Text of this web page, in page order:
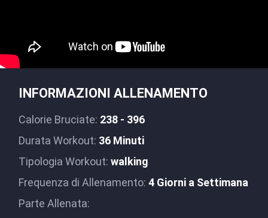
INFORMAZIONI ALLENAMENTO
Calorie Bruciate: 238 - 396
Durata Workout: 36 Minuti
Tipologia Workout:walking
Frequenza di Allenamento:4 Giorni a Settimana
Parte Allenata: